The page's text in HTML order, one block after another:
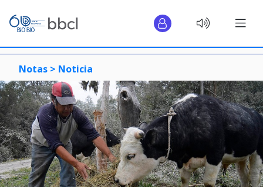
Notas > Noticia